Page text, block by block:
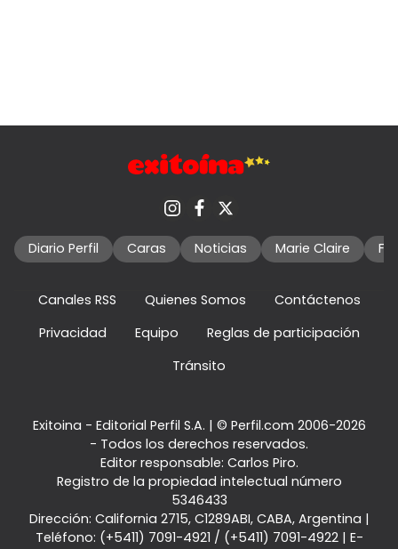
Diario Perfil Caras Noticias Marie Claire
Canales RSS Quienes Somos
Contáctenos
Privacidad
Equipo
Reglas de participación
Tránsito
Exitoina - Editorial Perfil S.A. | © Perfil.com 2006-2026
- Todos los derechos reservados.
Editor responsable: Carlos Piro.
Registro de la propiedad intelectual número
5346433
Dirección: California 2715, C1289ABI, CABA, Argentina |
Teléfono: (+5411) 7091-4921 / (+5411) 7091-4922| E-